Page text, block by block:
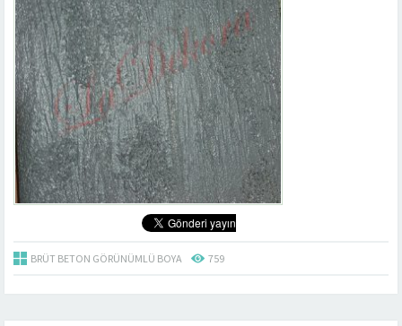
BRÜT BETON GÖRÜNÜMLÜ BOYA 759